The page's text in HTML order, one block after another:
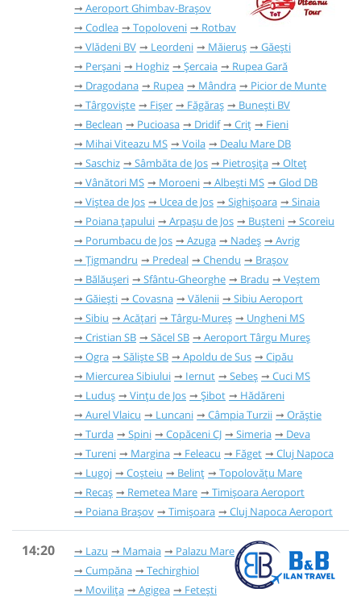
Aeroport Ghimbav-Brașov
Codlea
Topoloveni
Rotbav
Vlădeni BV
Leordeni Măieruș
Găești
Perșani
Hoghiz Șercaia
Rupea Gară
Dragodana
Rupea Mândra
Picior de Munte
Târgoviște
Fișer Făgăraș
Bunești BV
Beclean
Pucioasa Dridif Criț
Fieni
Mihai Viteazu MS
Voila
Dealu Mare DB
Saschiz
Sâmbăta de Jos Pietroșița
Olteț
Vânători MS
Moroeni Albești MS
Glod DB
Viștea de Jos
Ucea de Jos Sighișoara
Sinaia
Poiana țapului
Arpașu de Jos Bușteni
Scoreiu
Porumbacu de Jos
Azuga Nadeș
Avrig
Țigmandru
Predeal Chendu
Brașov
Bălăușeri
Sfântu-Gheorghe Bradu
Veștem
Găieşti
Covasna Vălenii
Sibiu Aeroport
Sibiu
Acățari Târgu-Mureș
Ungheni MS
Cristian SB
Săcel SB
Aeroport Târgu Mureș
Ogra
Săliște SB Apoldu de Sus
Cipău
Miercurea Sibiului
Iernut Sebeș
Cuci MS
Luduș
Vințu de Jos Șibot
Hădăreni
Aurel Vlaicu
Luncani Câmpia Turzii
Orăștie
Turda
Spini Copăceni CJ Simeria
Deva
Tureni
Margina Feleacu Făget
Cluj Napoca
Lugoj
Coșteiu Belinț
Topolovățu Mare
Recaș
Remetea Mare
Timișoara Aeroport
Poiana Brașov
Timișoara Cluj Napoca Aeroport
14:20 Lazu Mamaia
Palazu Mare
Cumpăna
Techirghiol
Movilița
Agigea
Fetești